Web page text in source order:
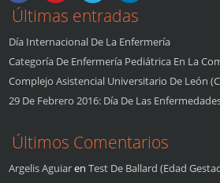
Últimas entradas
Día Internacional De La Enfermería
Categoría De Enfermería Pediátrica En La
Complejo Asistencial Universitario De León
29 De Febrero 2016: Día De Las
Últimos Comentarios
Argelis Aguiaren Test De Ballard (edad